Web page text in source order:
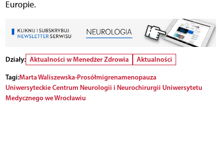
Europie.
Działy: Aktualności w Menedżer Zdrowia
Aktualności
Tagi:Marta Waliszewska-Prosółmigrenamenopauza
Uniwersyteckie Centrum Neurologii i Neurochirurgii Uniwersytetu
Medycznego we Wrocławiu